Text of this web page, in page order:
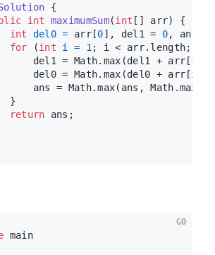
{
int maximumSum(int [] arr)
{
int
del0 = arr[0], del1 = 0, ans
for (int i = 1 ; i < arr.length;
del1 = Math.max(del1 + arr[i],
del0 = Math.max(del0 + arr[i],
ans = Math.max(ans,
}
return ans;
main
GO